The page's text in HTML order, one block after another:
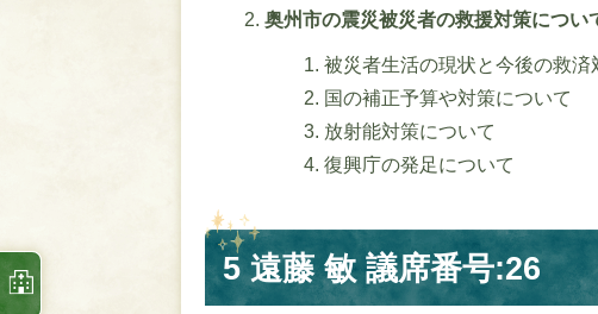
奥州市の震災被災者の救援対策につい
被災者生活の現状と今後の救済
国の補正予算や対策について
放射能対策について
復興庁の発足について
5 遠藤 敏 議席番号:26